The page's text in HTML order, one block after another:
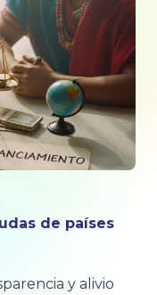
de países
y alivio